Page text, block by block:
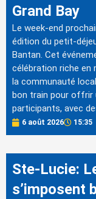
Grand Bay
Le week-end
édition du petit-
Bantan. Cet
célébration riche en
la communauté
bon train pour offrir
participants, avec
6 août 2026 15:35
Ste-Lucie:
s’imposent